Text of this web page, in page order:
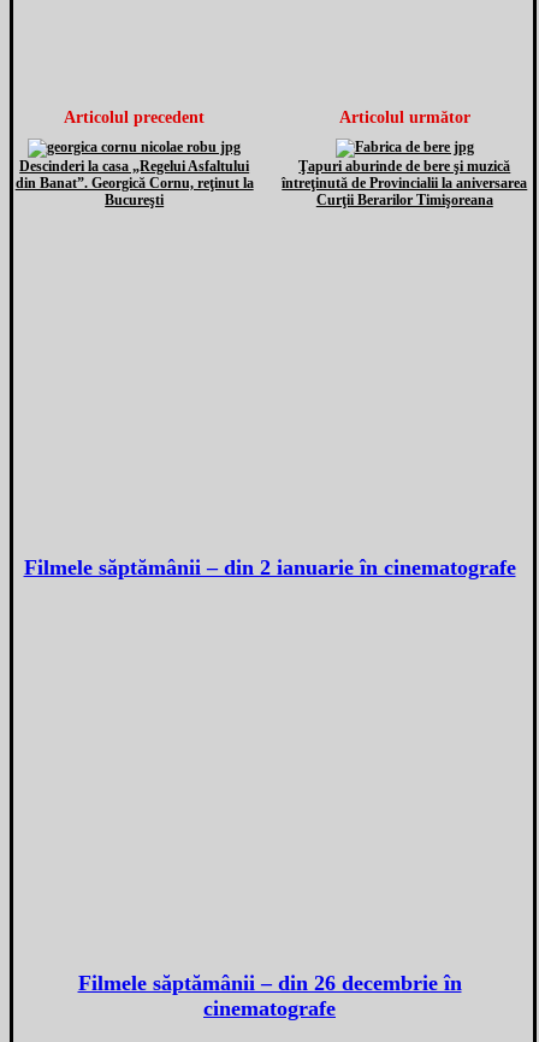
Articolul precedent
Descinderi la casa „Regelui Asfaltului
din Banat”. Georgică Cornu, reţinut la
Bucureşti
Articolul următor
Ţapuri aburinde de bere şi muzică
întreţinută de Provincialii la aniversarea
Curţii Berarilor Timişoreana
Filmele săptămânii – din 2 ianuarie în cinematografe
Filmele săptămânii – din 26 decembrie în
cinematografe